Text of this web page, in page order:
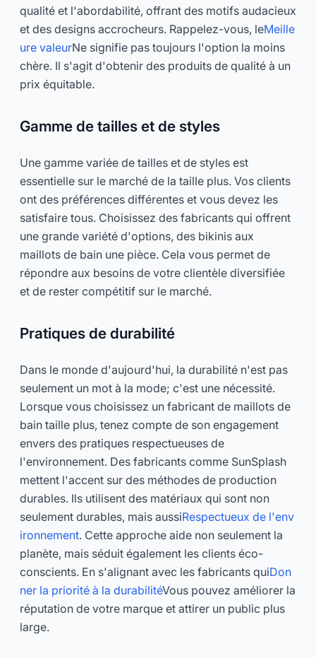
qualité et l'abordabilité, offrant des motifs audacieux
et des designs accrocheurs. Rappelez-vous, leMeille
ure valeurNe signifie pas toujours l'option la moins
chère. Il s'agit d'obtenir des produits de qualité à un
prix équitable.
Gamme de tailles et de styles
Une gamme variée de tailles et de styles est
essentielle sur le marché de la taille plus. Vos clients
ont des préférences différentes et vous devez les
satisfaire tous. Choisissez des fabricants qui offrent
une grande variété d'options, des bikinis aux
maillots de bain une pièce. Cela vous permet de
répondre aux besoins de votre clientèle diversifiée
et de rester compétitif sur le marché.
Pratiques de durabilité
Dans le monde d'aujourd'hui, la durabilité n'est pas
seulement un mot à la mode; c'est une nécessité.
Lorsque vous choisissez un fabricant de maillots de
bain taille plus, tenez compte de son engagement
envers des pratiques respectueuses de
l'environnement. Des fabricants comme SunSplash
mettent l'accent sur des méthodes de production
durables. Ils utilisent des matériaux qui sont non
seulement durables, mais aussiRespectueux de l'env
ironnement. Cette approche aide non seulement la
planète, mais séduit également les clients éco-
conscients. En s'alignant avec les fabricants quiDon
ner la priorité à la durabilitéVous pouvez améliorer la
réputation de votre marque et attirer un public plus
large.